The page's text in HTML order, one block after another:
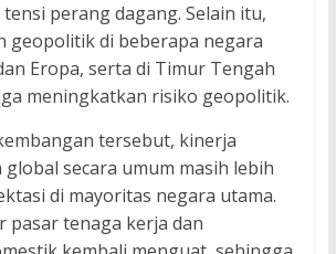
perang dagang. Selain itu,
geopolitik di beberapa negara
Eropa, serta di Timur Tengah
meningkatkan risiko geopolitik.
tersebut, kinerja
secara umum masih lebih
di mayoritas negara utama.
pasar tenaga kerja dan